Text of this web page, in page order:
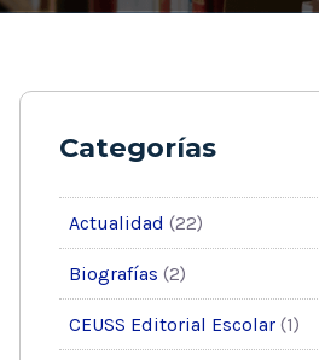
Categorías
Actualidad (22)
Biografías (2)
CEUSS Editorial Escolar (1)